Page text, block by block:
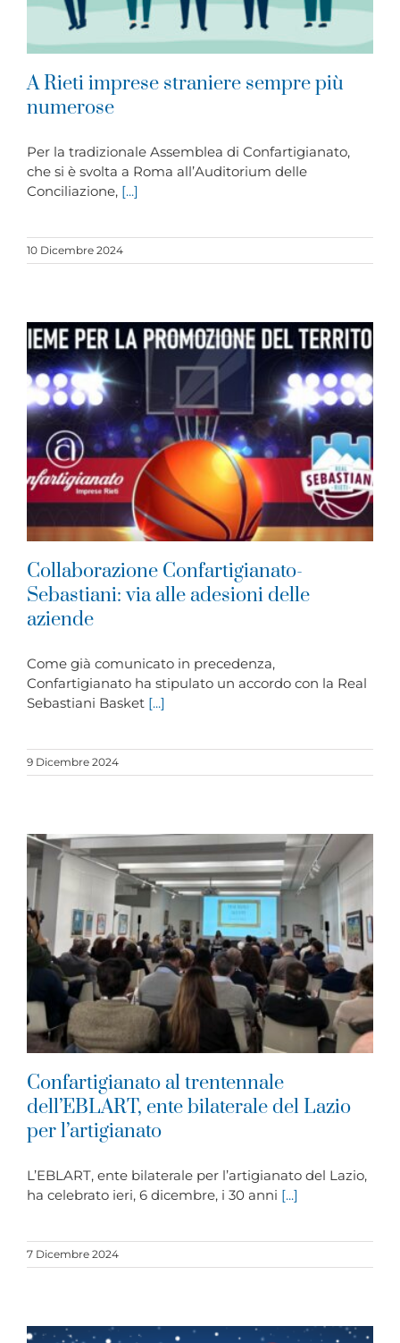
A Rieti imprese straniere sempre più
numerose
Per la tradizionale Assemblea di Confartigianato,
che si è svolta a Roma all’Auditorium delle
Conciliazione, [...]
10 Dicembre 2024
Collaborazione Confartigianato-
Sebastiani: via alle adesioni delle
aziende
Come già comunicato in precedenza,
Confartigianato ha stipulato un accordo con la Real
Sebastiani Basket [...]
9 Dicembre 2024
Confartigianato al trentennale
dell’EBLART, ente bilaterale del Lazio
per l’artigianato
L’EBLART, ente bilaterale per l’artigianato del Lazio,
ha celebrato ieri, 6 dicembre, i 30 anni [...]
7 Dicembre 2024